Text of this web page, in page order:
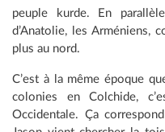
peuple kurde. En
d’Anatolie, les Arméniens,
plus au nord.
C’est à la même époque
colonies en Colchide,
Occidentale. Ça